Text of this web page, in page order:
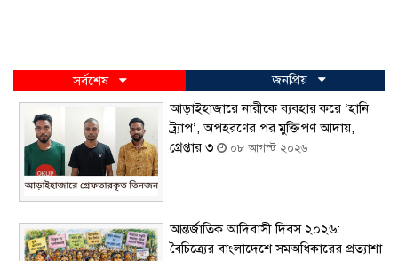
সর্বশেষ
জনপ্রিয়
আড়াইহাজারে নারীকে ব্যবহার করে ‘হানি
ট্র্যাপ’, অপহরণের পর মুক্তিপণ আদায়,
গ্রেপ্তার ৩
০৮ আগস্ট ২০২৬
আন্তর্জাতিক আদিবাসী দিবস ২০২৬:
বৈচিত্র্যের বাংলাদেশে সমঅধিকারের প্রত্যাশা